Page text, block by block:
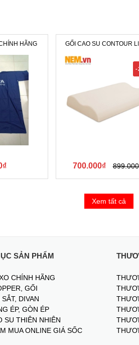
HÃNG GỐI CAO SU CONTOUR
-
700.000₫
Xem tất cả
SẢN PHẨM
CHÍNH HÃNG
GỐI
DIVAN
ÉP, GÒN ÉP
SU THIÊN NHIÊN
MUA ONLINE GIÁ SỐC